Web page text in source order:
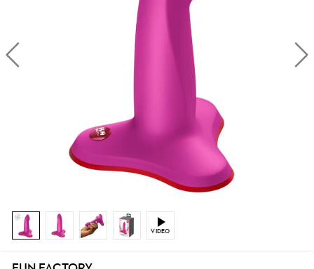
VIDEO